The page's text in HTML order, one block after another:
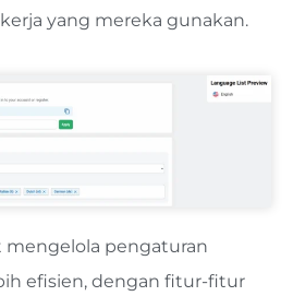
yang mereka gunakan.
pengaturan
efisien, dengan fitur-fitur